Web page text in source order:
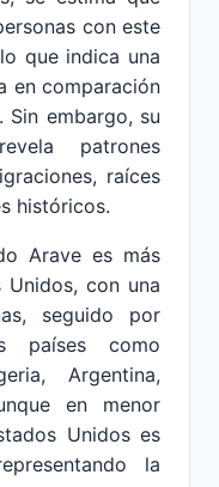
con este
que indica una
en comparación
Sin embargo, su
patrones
raíces
históricos.
Arave es más
Unidos, con una
seguido por
países como
Argentina,
en menor
Unidos es
la